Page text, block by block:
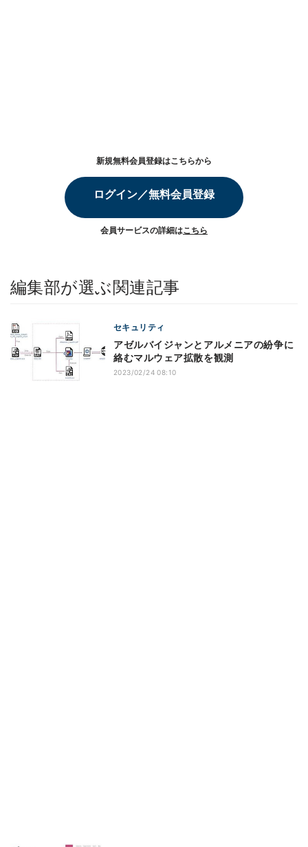
新規無料会員登録はこちらから
ログイン／無料会員登録
会員サービスの詳細はこちら
編集部が選ぶ関連記事
セキュリティ
アゼルバイジャンとアルメニアの紛争に
絡むマルウェア拡散を観測
2023/02/24 08:10